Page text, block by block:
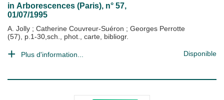
in Arborescences (Paris), n° 57,
01/07/1995
A. Jolly ; Catherine Couvreur-Suéron ; Georges Perrotte
(57), p.1-30,sch., phot., carte, bibliogr.
Plus d'information... Disponible